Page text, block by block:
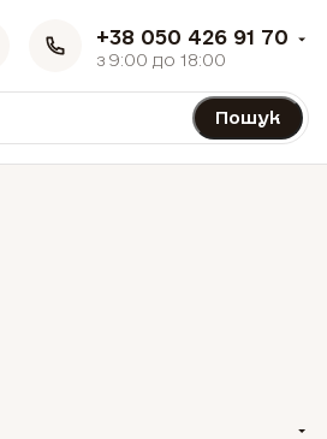
+38 050 426 91 70
з 9:00 до 18:00
Пошук